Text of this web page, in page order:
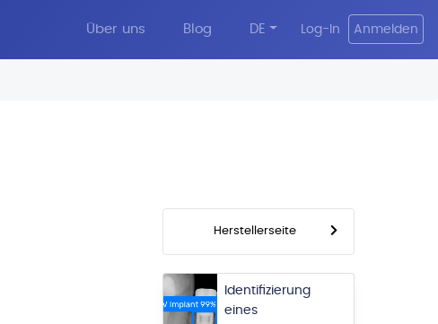
Über uns Blog DE Log-In Anmelden
Herstellerseite
Identifizierung
eines